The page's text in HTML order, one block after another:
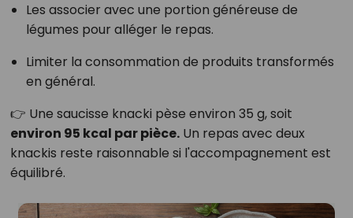
Les associer avec une portion généreuse de
légumes pour alléger le repas.
Limiter la consommation de produits transformés
en général.
👉 Une saucisse knacki pèse environ 35 g, soit
environ 95 kcal par pièce.Un repas avec deux
knackis reste raisonnable si l'accompagnement est
équilibré.